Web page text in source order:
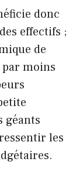
donc
effectifs ;
de
par moins
géants
les